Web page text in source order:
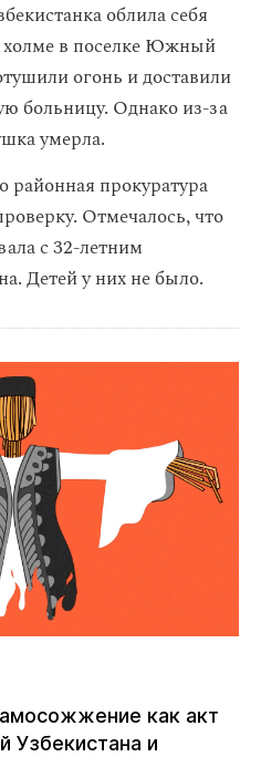
облила себя
в поселке Южный
огонь и доставили
больницу. Однако из-за
умерла.
прокуратура
Отмечалось, что
с 32-летним
Детей у них не было.
как акт
Узбекистана и